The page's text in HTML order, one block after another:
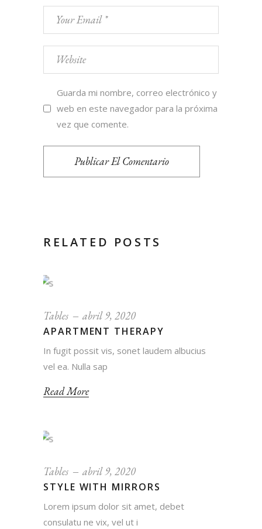
Guarda mi nombre, correo electrónico y
web en este navegador para la próxima
vez que comente.
Publicar El Comentario
RELATED POSTS
Tables abril 9, 2020
APARTMENT THERAPY
In fugit possit vis, sonet laudem albucius
vel ea. Nulla sap
Read More
Tables abril 9, 2020
STYLE WITH MIRRORS
Lorem ipsum dolor sit amet, debet
consulatu ne vix, vel ut i